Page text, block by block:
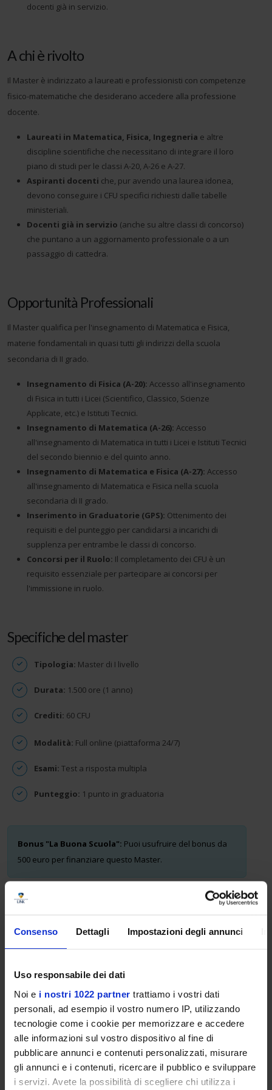
Consenso Dettagli Impostazioni degli annunci
Uso responsabile dei dati
Noi e i nostri 1022 partner trattiamo i vostri dati
personali, ad esempio il vostro numero IP, utilizzando
tecnologie come i cookie per memorizzare e accedere
alle informazioni sul vostro dispositivo al fine di
pubblicare annunci e contenuti personalizzati, misurare
gli annunci e i contenuti, ricercare il pubblico e sviluppare
i servizi. Avete la possibilità di scegliere chi utilizza i
docenti già in servizio.
A chi è rivolto
Il Master è indirizzato a laureati e professionisti con competenze
fisico-matematiche che desiderano accedere alla professione
docente.
Laureati in Matematica, Fisica, Ingegneria e altre
discipline scientifiche che necessitano di integrare il loro
piano di studi per le classi A-20, A-26 e A-27.
Aspiranti docenti che, pur avendo una laurea idonea,
devono conseguire i CFU specifici richiesti dalle tabelle
ministeriali.
Docenti già in servizio (anche su altre classi di concorso)
che puntano a un aggiornamento professionale o a un
passaggio di cattedra.
Opportunità Professionali
Il Master qualifica per l'insegnamento di Matematica e Fisica,
materie fondamentali in quasi tutti gli indirizzi della scuola
secondaria di II grado.
Insegnamento di Fisica (A-20): Accesso all'insegnamento
di Fisica in tutti i Licei (Scientifico, Classico, Scienze
Applicate, etc.) e Istituti Tecnici.
Insegnamento di Matematica (A-26): Accesso
all'insegnamento di Matematica in tutti i Licei e Istituti Tecnici
del secondo biennio e del quinto anno.
Insegnamento di Matematica e Fisica (A-27): Accesso
all'insegnamento di Matematica e Fisica nella scuola
secondaria di II grado.
Inserimento in Graduatorie (GPS): Ottenimento dei
requisiti e del punteggio per candidarsi a incarichi di
supplenza per entrambe le classi di concorso.
Concorsi per il Ruolo: Il completamento dei CFU è un
requisito essenziale per partecipare ai concorsi per
l'immissione in ruolo.
Specifiche del master
Tipologia: Master di I livello
Durata: 1.500 ore (1 anno)
Crediti: 60 CFU
Modalità: Full online (piattaforma 24/7)
Esami: Test a risposta multipla
Punteggio: 1 punto in graduatoria
Bonus "La Buona Scuola": Puoi usufruire del bonus da
500 euro per finanziare questo Master.
Requisiti di Ammissione
Matematica, Fisica, Ingegneria), conseguita secondo
l’ordinamento antecedente o successivo al D. M. 509/99 e idonea
per l'accesso alle classi di concorso A-20/A-26/A-27.
Modalità degli Esami
La valutazione è strutturata per verificare le competenze